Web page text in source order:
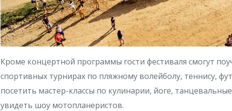
Кроме концертной программы гости фестиваля смогут
спортивных турнирах по пляжному волейболу, теннису,
посетить мастер-классы по кулинарии, йоге,
увидеть шоу мотопланеристов.